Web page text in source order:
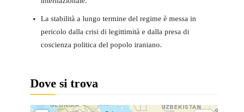
La stabilità a lungo termine del regime è messa in
pericolo dalla crisi di legittimità e dalla presa di
coscienza politica del popolo iraniano.
Dove si trova